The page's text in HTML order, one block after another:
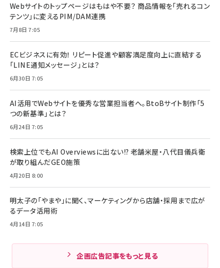
Webサイトのトップページはもはや不要？ 商品情報を「売れるコン
テンツ」に変えるPIM/DAM連携
7月8日 7:05
ECビジネスに有効！ リピート促進や顧客満足度向上に直結する
「LINE通知メッセージ」とは？
6月30日 7:05
AI活用でWebサイトを優秀な営業担当者へ。BtoBサイト制作「5
つの新基準」とは？
6月24日 7:05
検索上位でもAI Overviewsに出ない!? 老舗米屋・八代目儀兵衛
が取り組んだGEO施策
4月20日 8:00
明太子の「やまや」に聞く、マーケティングから店舗・採用まで広が
るデータ活用術
4月14日 7:05
企画広告記事をもっと見る